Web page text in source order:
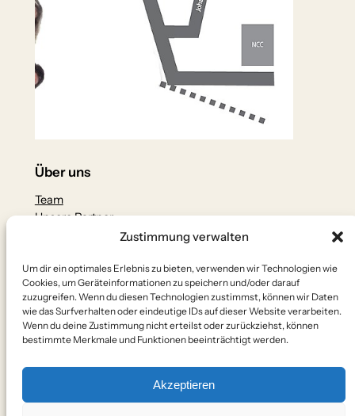
Zustimmung verwalten
Um dir ein optimales Erlebnis zu bieten, verwenden wir Technologien wie
Cookies, um Geräteinformationen zu speichern und/oder darauf
zuzugreifen. Wenn du diesen Technologien zustimmst, können wir Daten
wie das Surfverhalten oder eindeutige IDs auf dieser Website verarbeiten.
Wenn du deine Zustimmung nicht erteilst oder zurückziehst, können
bestimmte Merkmale und Funktionen beeinträchtigt werden.
Akzeptieren
Über uns
Team
Unsere Partner
Datenschutzerklärung
Impressum
Kontakt
Social
WhatsApp InstagramX YouTube Facebook TelegramE-Mail